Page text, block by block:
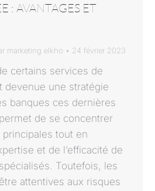
: AVANTAGES ET
marketing elkho 24 février 2023
certains services de
devenue une stratégie
banques ces dernières
de se concentrer
tout en
et de l’efficacité de
Toutefois, les
attentives aux risques